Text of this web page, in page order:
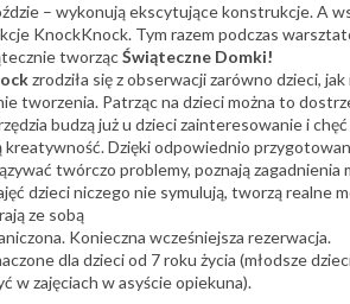
– wykonują ekscytujące konstrukcje. A
KnockKnock. Tym razem podczas
tworzącŚwiąteczne Domki!
zrodziła się z obserwacji zarówno dzieci,
tworzenia. Patrząc na dzieci można to
budzą już u dzieci zainteresowanie i
kreatywność. Dzięki odpowiednio
twórczo problemy, poznają zagadnienia
dzieci niczego nie symulują, tworzą realne
ze sobą
Konieczna wcześniejsza rezerwacja.
dla dzieci od 7 roku życia (młodsze
w zajęciach w asyście opiekuna).